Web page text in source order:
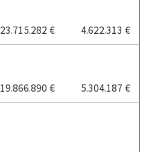
23.715.282 € 4.622.313 €
19.866.890 € 5.304.187 €